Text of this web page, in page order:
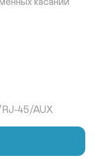
45/AUX